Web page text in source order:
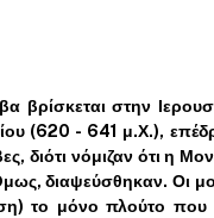
βρίσκεται στην
(620 - 641 μ.Χ.),
διότι νόμιζαν ότι η
διαψεύσθηκαν. Οι
το μόνο πλούτο που